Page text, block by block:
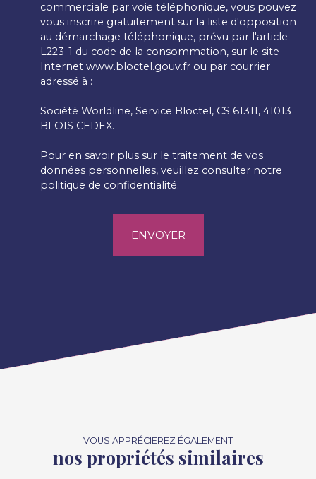
commerciale par voie téléphonique, vous pouvez
vous inscrire gratuitement sur la liste d'opposition
au démarchage téléphonique, prévu par l'article
L223-1 du code de la consommation, sur le site
Internet www.bloctel.gouv.fr ou par courrier
adressé à :
Société Worldline, Service Bloctel, CS 61311, 41013
BLOIS CEDEX.
Pour en savoir plus sur le traitement de vos
données personnelles, veuillez consulter notre
politique de confidentialité.
ENVOYER
VOUS APPRÉCIEREZ ÉGALEMENT
nos propriétés similaires